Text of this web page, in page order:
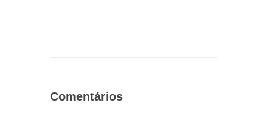
Comentários